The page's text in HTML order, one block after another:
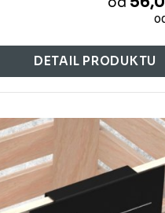
DETAIL PRODUKTU